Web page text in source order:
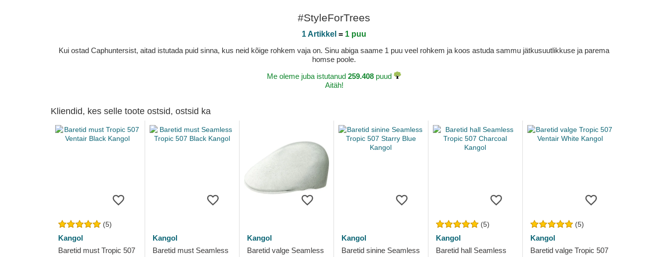
#StyleForTrees
1 Artikkel = 1 puu
Kui ostad Caphuntersist, aitad istutada puid sinna, kus neid kõige rohkem vaja on. Sinu abiga saame 1 puu veel rohkem ja koos astuda sammu jätkusuutlikkuse ja parema
homse poole.
Me oleme juba istutanud 259.408 puud
Aitäh!
Kliendid, kes selle toote ostsid, ostsid ka
(5)
Kangol
Baretid must Tropic 507
Kangol
Baretid must Seamless
Kangol
Baretid valge Seamless
Kangol
Baretid sinine Seamless
(5)
Kangol
Baretid hall Seamless
(5)
Kangol
Baretid valge Tropic 507